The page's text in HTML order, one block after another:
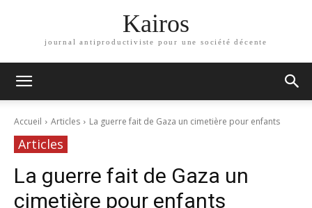
Kairos
journal antiproductiviste pour une société décente
Accueil Articles La guerre fait de Gaza un cimetière pour enfants
Articles
La guerre fait de Gaza un
cimetière pour enfants